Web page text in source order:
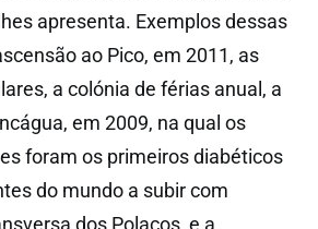
apresenta. Exemplos dessas
ao Pico, em 2011, as
a colónia de férias anual, a
em 2009, na qual os
foram os primeiros diabéticos
do mundo a subir com
dos Polacos, e a